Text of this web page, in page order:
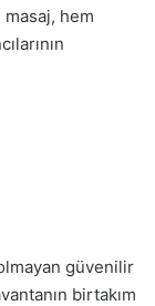
hem
güvenilir
birtakım